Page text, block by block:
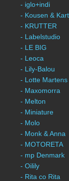
- iglo+indi
- Kousen &
- KRUTTER
- Labelstudio
- LE BIG
- Leoca
- Lily-Balou
- Lotte Martens
- Maxomorra
- Melton
- Miniature
- Molo
- Monk & Anna
- MOTORETA
- mp Denmark
- Oilily
- Rita co Rita